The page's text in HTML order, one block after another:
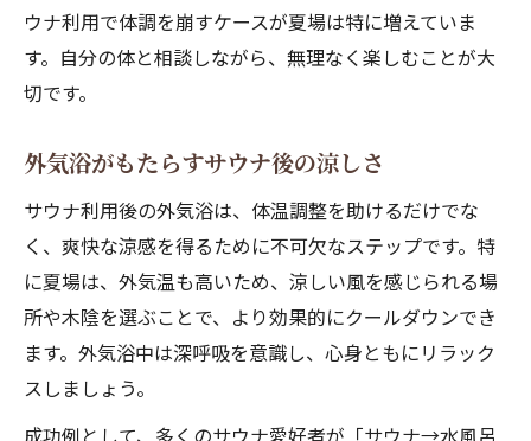
ウナ利用で体調を崩すケースが夏場は特に増えていま
す。自分の体と相談しながら、無理なく楽しむことが大
切です。
外気浴がもたらすサウナ後の涼しさ
サウナ利用後の外気浴は、体温調整を助けるだけでな
く、爽快な涼感を得るために不可欠なステップです。特
に夏場は、外気温も高いため、涼しい風を感じられる場
所や木陰を選ぶことで、より効果的にクールダウンでき
ます。外気浴中は深呼吸を意識し、心身ともにリラック
スしましょう。
成功例として、多くのサウナ愛好者が「サウナ→水風呂